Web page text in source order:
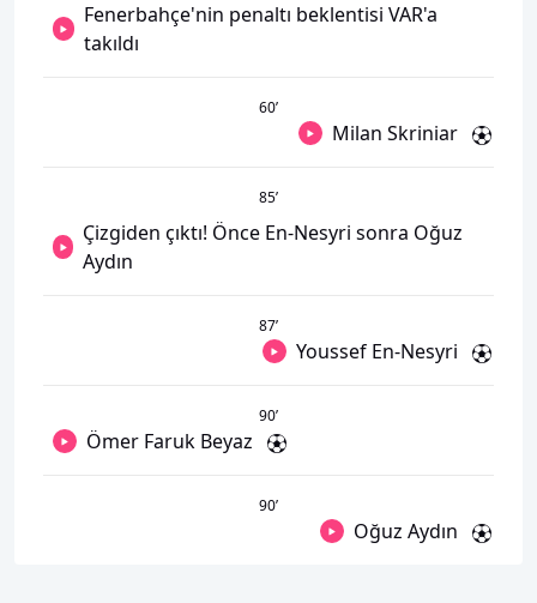
Fenerbahçe'nin penaltı beklentisi VAR'a
takıldı
60’
Milan Skriniar
85’
Çizgiden çıktı! Önce En-Nesyri sonra Oğuz
Aydın
87’
Youssef En-Nesyri
90’
Ömer Faruk Beyaz
90’
Oğuz Aydın